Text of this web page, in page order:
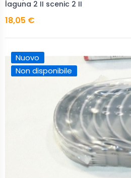
laguna 2 II scenic 2 II
18,05 €
Nuovo
Non disponibile